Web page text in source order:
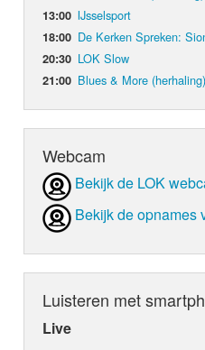
13:00 IJsselsport
18:00 De Kerken Spreken:
20:30 LOK Slow
21:00 Blues & More (herhaling)
Webcam
Bekijk de LOK
Bekijk de opnames
Luisteren met
Live